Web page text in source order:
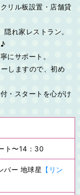
リル板設置・店舗貸
れ家レストラン。
にサポート。
しますので、初め
・スタートを心がけ
ト〜14：30
バー 地球星 【リン